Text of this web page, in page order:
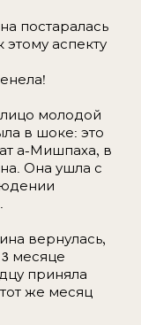
постаралась
этому аспекту
лицо молодой
в шоке: это
а-Мишпаха, в
Она ушла с
вернулась,
3 месяце
приняла
же месяц